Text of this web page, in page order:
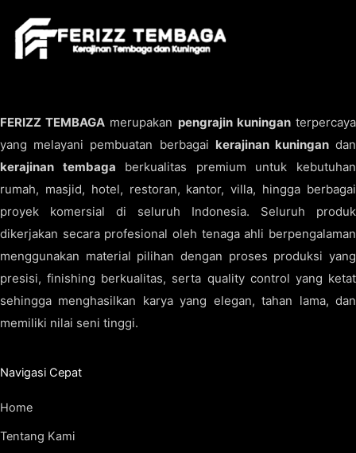
FERIZZ TEMBAGA merupakan pengrajin kuninganterpercaya
yang melayani pembuatan berbagai kerajinan kuningandan
kerajinan tembaga berkualitas premium untuk kebutuhan
rumah, masjid, hotel, restoran, kantor, villa, hingga berbagai
proyek komersial di seluruh Indonesia. Seluruh produk
dikerjakan secara profesional oleh tenaga ahli berpengalaman
menggunakan material pilihan dengan proses produksi yang
presisi, finishing berkualitas, serta quality control yang ketat
sehingga menghasilkan karya yang elegan, tahan lama, dan
memiliki nilai seni tinggi.
Navigasi Cepat
Home
Tentang Kami